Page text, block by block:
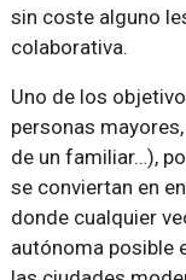
sin coste alguno
colaborativa.
Uno de los
personas
de un familiar…),
se conviertan en
donde cualquier
autónoma posible